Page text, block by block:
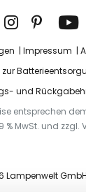
Impressum
zur
und
entsprechen
% MwSt. und
Lampenwelt GmbH